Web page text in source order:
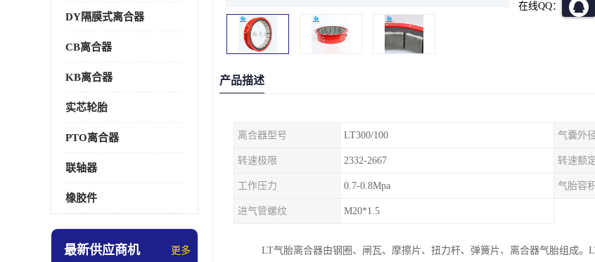
DY隔膜式离合器
CB离合器
KB离合器
实芯轮胎
PTO离合器
联轴器
橡胶件
最新供应商机 更多
在线QQ：
产品描述
离合器型号 LT300/100 气囊外
转速极限 2332-2667 转速额
工作压力 0.7-0.8Mpa 气胎容
进气管螺纹 M20*1.5
LT气胎离合器由钢圈、闸瓦、摩擦片、扭力杆、弹簧片、离合器气胎组成